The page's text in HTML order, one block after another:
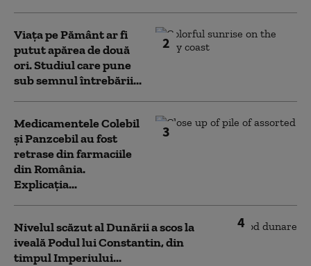
2
Viața pe Pământ ar fi
putut apărea de două
ori. Studiul care pune
sub semnul întrebării...
3
Medicamentele Colebil
și Panzcebil au fost
retrase din farmaciile
din România.
Explicația...
4
Nivelul scăzut al Dunării a scos la
iveală Podul lui Constantin, din
timpul Imperiului...